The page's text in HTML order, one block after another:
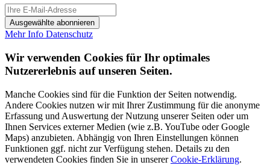
Ausgewählte abonnieren
Mehr Info Datenschutz
Wir verwenden Cookies für Ihr optimales
Nutzererlebnis auf unseren Seiten.
Manche Cookies sind für die Funktion der Seiten notwendig.
Andere Cookies nutzen wir mit Ihrer Zustimmung für die anonyme
Erfassung und Auswertung der Nutzung unserer Seiten oder um
Ihnen Services externer Medien (wie z.B. YouTube oder Google
Maps) anzubieten. Abhängig von Ihren Einstellungen können
Funktionen ggf. nicht zur Verfügung stehen. Details zu den
verwendeten Cookies finden Sie in unsererCookie-Erklärung.